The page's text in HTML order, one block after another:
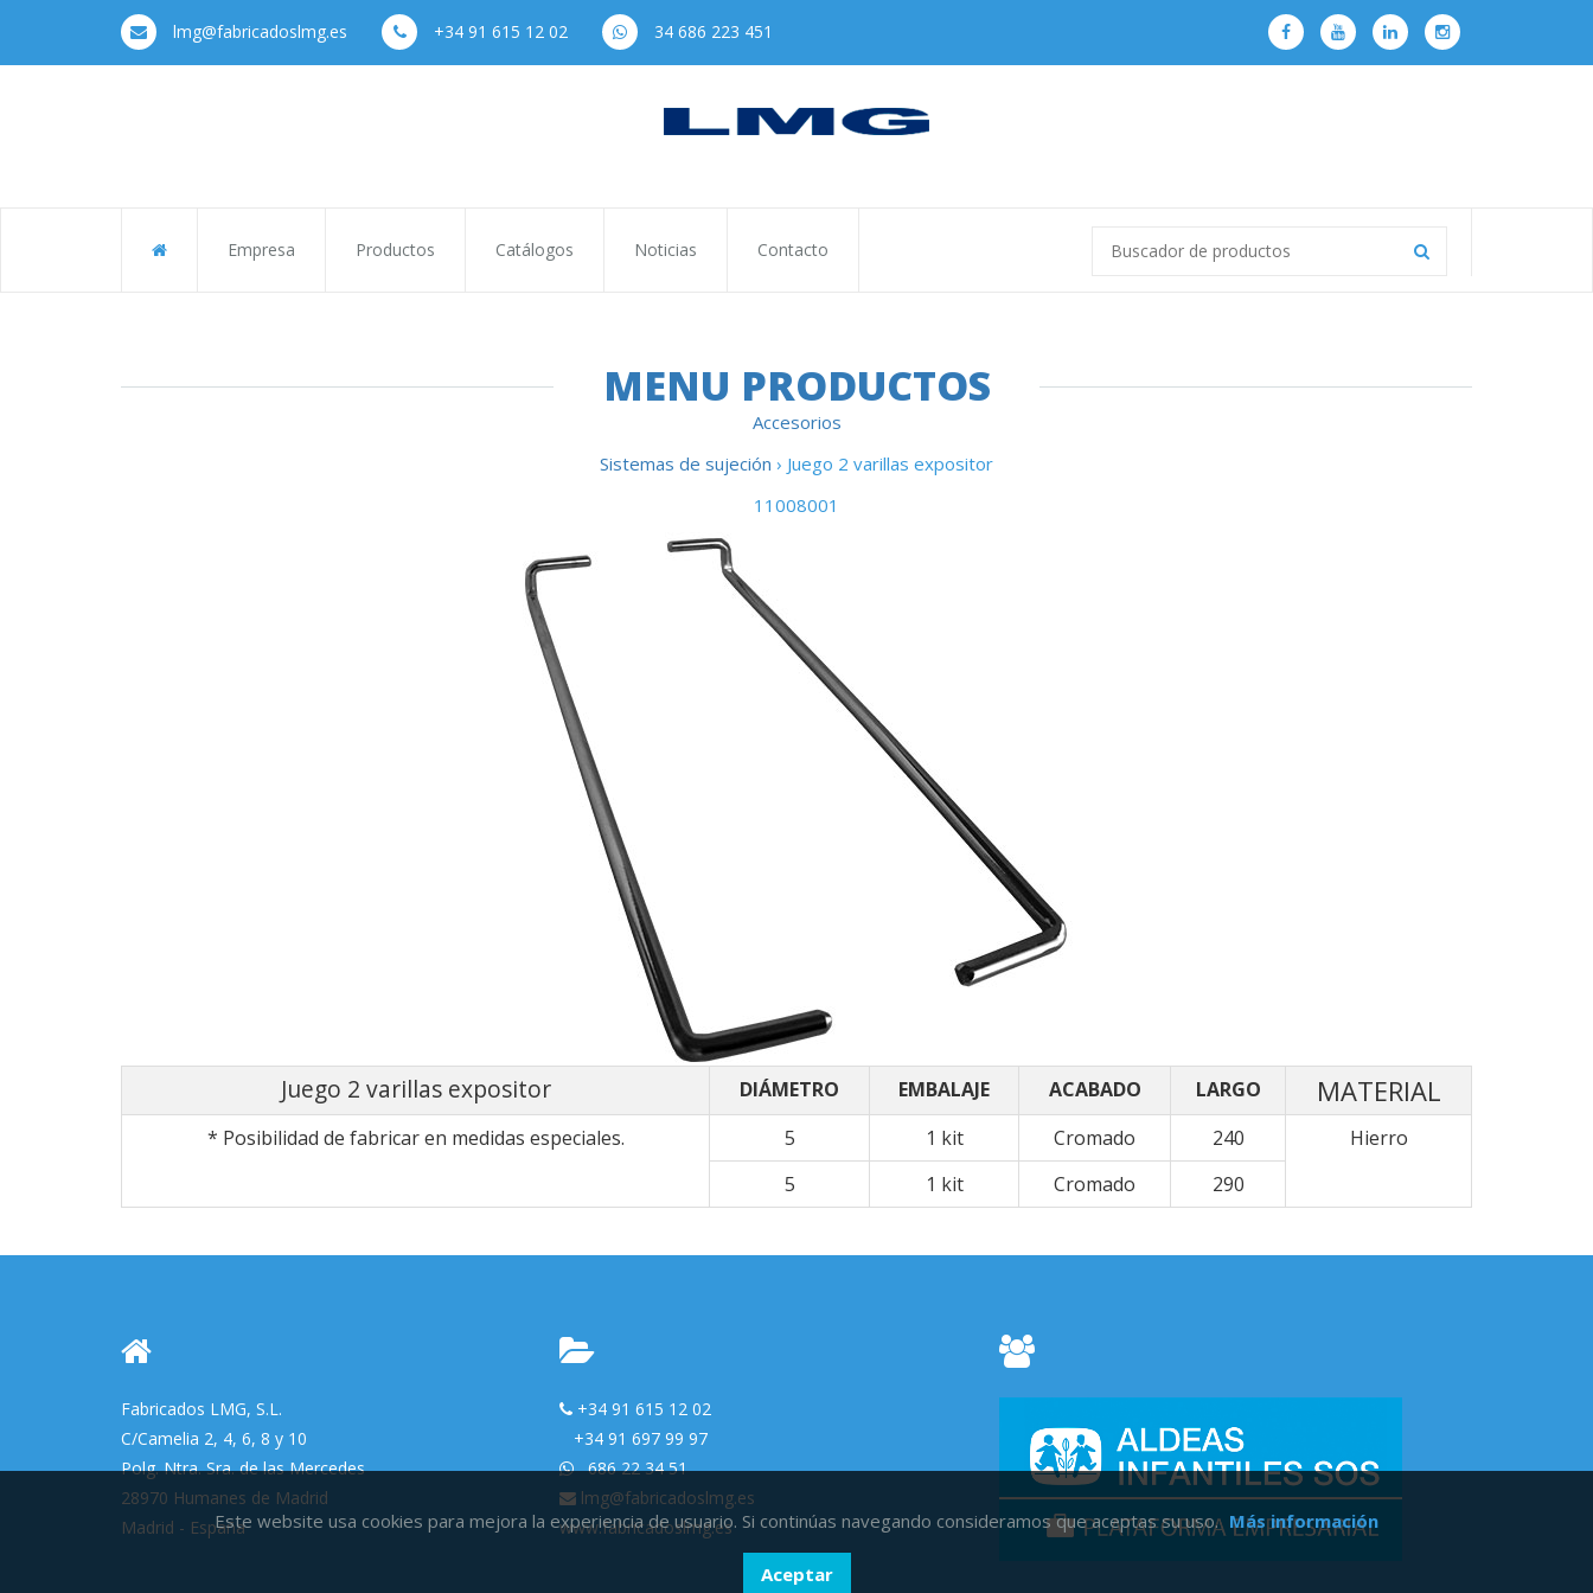
lmg@fabricadoslmg.es +34 91 615 12 02 34 686 223 451
Empresa Productos Catálogos Noticias Contacto
MENU PRODUCTOS
Accesorios
Sistemas de sujeción › Juego 2 varillas expositor
11008001
Juego 2 varillas expositor DIÁMETRO EMBALAJE ACABADO LARGO MATERIAL
* Posibilidad de fabricar en medidas especiales. 5 1 kit Cromado 240
Hierro
5
1 kit Cromado 290
Fabricados LMG, S.L.
C/Camelia 2, 4, 6, 8 y 10
Polg. Ntra. Sra. de las Mercedes
28970 Humanes de Madrid
Madrid - España
+34 91 615 12 02
+34 91 697 99 97
686 22 34 51
lmg@fabricadoslmg.es
www.fabricadoslmg.es
Este website usa cookies para mejora la experiencia de usuario. Si continúas navegando consideramos que aceptas su uso. Más información
Aceptar